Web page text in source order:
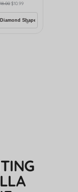
18.00$10.99